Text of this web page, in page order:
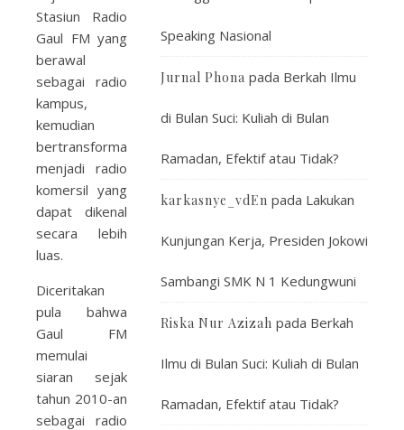
Stasiun Radio
Gaul FM yang
berawal
sebagai radio
kampus,
kemudian
bertransformasi
menjadi radio
komersil yang
dapat dikenal
secara lebih
luas.
Diceritakan
pula bahwa
Gaul FM
memulai
siaran sejak
tahun 2010-an
sebagai radio
Speaking Nasional
Jurnal Phona pada Berkah Ilmu
di Bulan Suci: Kuliah di Bulan
Ramadan, Efektif atau Tidak?
karkasnye_vdEn pada Lakukan
Kunjungan Kerja, Presiden Jokowi
Sambangi SMK N 1 Kedungwuni
Riska Nur Azizah pada Berkah
Ilmu di Bulan Suci: Kuliah di Bulan
Ramadan, Efektif atau Tidak?